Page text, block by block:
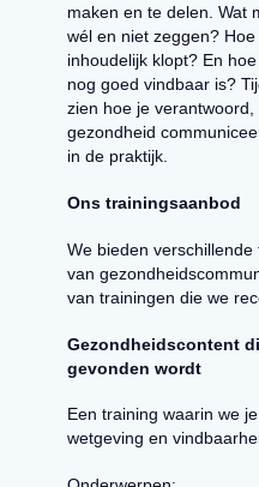
maken en te delen. Wat
wél en niet zeggen?
inhoudelijk klopt? En
nog goed vindbaar is?
zien hoe je
gezondheid
in de praktijk.
Ons trainingsaanbod
We bieden
van
van trainingen die we
Gezondheidscontent
gevonden wordt
Een training waarin we
wetgeving en